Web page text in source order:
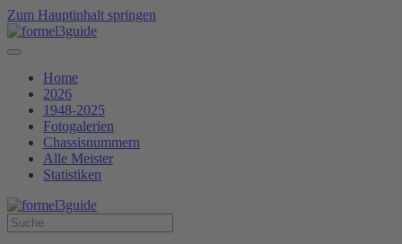
Zum Hauptinhalt springen
Home
2026
1948-2025
Fotogalerien
Chassisnummern
Alle Meister
Statistiken